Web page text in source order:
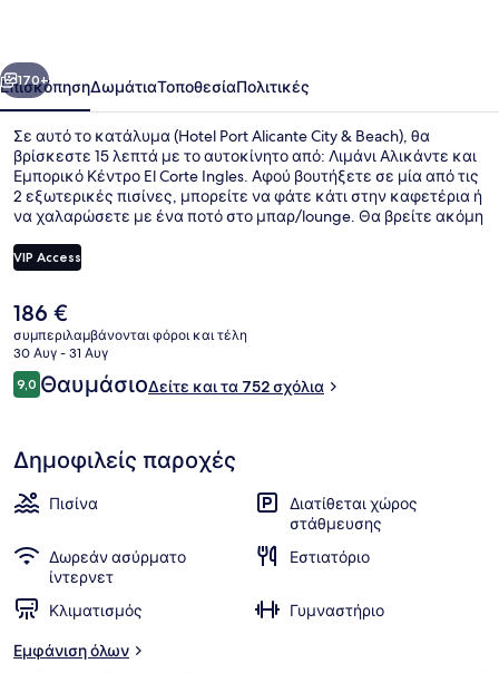
Beach
Επόμενο
170+
ΕπισκόπησηΔωμάτιαΤοποθεσίαΠολιτικές
Σε αυτό το κατάλυμα (Hotel Port Alicante City & Beach), θα
βρίσκεστε 15 λεπτά με το αυτοκίνητο από: Λιμάνι Αλικάντε και
Εμπορικό Κέντρο El Corte Ingles. Αφού βουτήξετε σε μία από τις
2 εξωτερικές πισίνες, μπορείτε να φάτε κάτι στην καφετέρια ή
να χαλαρώσετε με ένα ποτό στο μπαρ/lounge. Θα βρείτε ακόμη
ταξιδιώτες λατρεύουν το εξυπηρετικό προσωπικό.
VIP Access
Η
τρέχουσα
τιμή
είναι
186 €
186 €
συμπεριλαμβάνονται φόροι και τέλη
30 Αυγ - 31 Αυγ
Σχόλια
9,09,0 στα 10
ΘαυμάσιοΔείτε και τα 752 σχόλια
Δημοφιλείς παροχές
Πισίνα
Διατίθεται χώρος
στάθμευσης
Δωρεάν ασύρματο
ίντερνετ
Εστιατόριο
Κλιματισμός
Γυμναστήριο
Εμφάνιση όλων